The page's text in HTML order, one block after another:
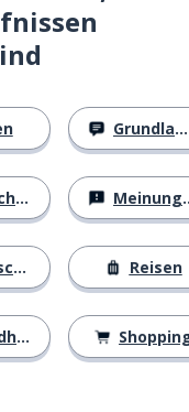
Grundlagen
Meinungen
Reisen